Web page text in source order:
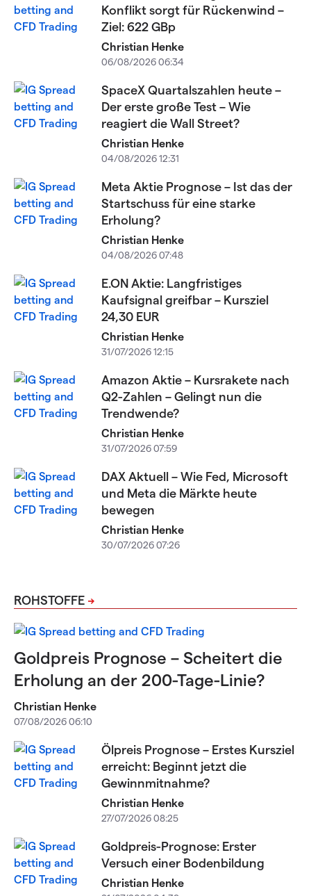
Konflikt sorgt für Rückenwind –
Ziel: 622 GBp
Christian Henke
06/08/2026 06:34
SpaceX Quartalszahlen heute –
Der erste große Test – Wie
reagiert die Wall Street?
Christian Henke
04/08/2026 12:31
Meta Aktie Prognose – Ist das der
Startschuss für eine starke
Erholung?
Christian Henke
04/08/2026 07:48
E.ON Aktie: Langfristiges
Kaufsignal greifbar – Kursziel
24,30 EUR
Christian Henke
31/07/2026 12:15
Amazon Aktie – Kursrakete nach
Q2-Zahlen – Gelingt nun die
Trendwende?
Christian Henke
31/07/2026 07:59
DAX Aktuell – Wie Fed, Microsoft
und Meta die Märkte heute
bewegen
Christian Henke
30/07/2026 07:26
ROHSTOFFE
Goldpreis Prognose – Scheitert die
Erholung an der 200-Tage-Linie?
Christian Henke
07/08/2026 06:10
Ölpreis Prognose – Erstes Kursziel
erreicht: Beginnt jetzt die
Gewinnmitnahme?
Christian Henke
27/07/2026 08:25
Goldpreis-Prognose: Erster
Versuch einer Bodenbildung
Christian Henke